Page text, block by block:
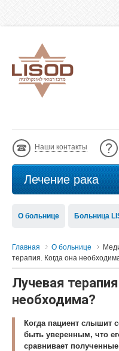
Наши контакты
Лечение рака
О больнице Больница
Главная О больнице
терапия. Когда она
Лучевая
необходима?
Когда пациент слышит
быть уверенным, что
сравнивает